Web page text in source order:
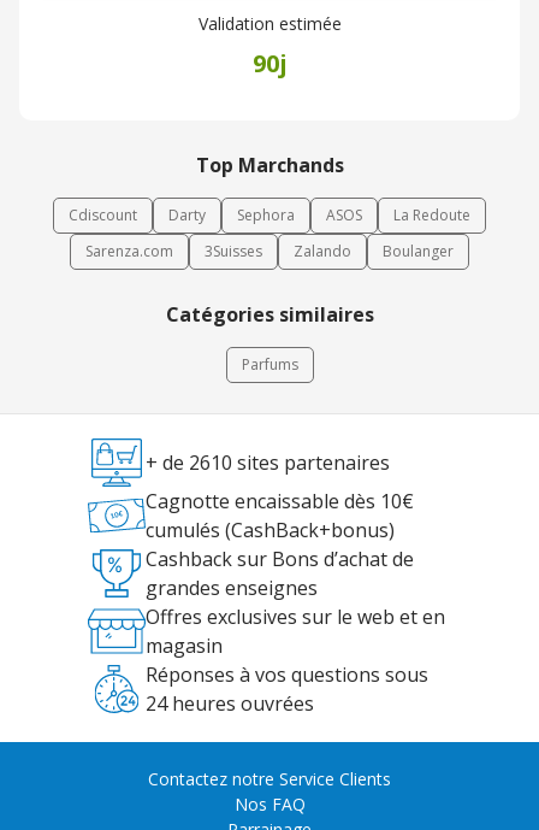
Validation estimée
90j
Top Marchands
Cdiscount Darty Sephora ASOS
La Redoute
Sarenza.com
3Suisses Zalando Boulanger
Catégories similaires
Parfums
+ de 2610 sites partenaires
Cagnotte encaissable dès 10€
cumulés (CashBack+bonus)
Cashback sur Bons d’achat de
grandes enseignes
Offres exclusives sur le web et en
magasin
Réponses à vos questions sous
24 heures ouvrées
Contactez notre Service Clients
Nos FAQ